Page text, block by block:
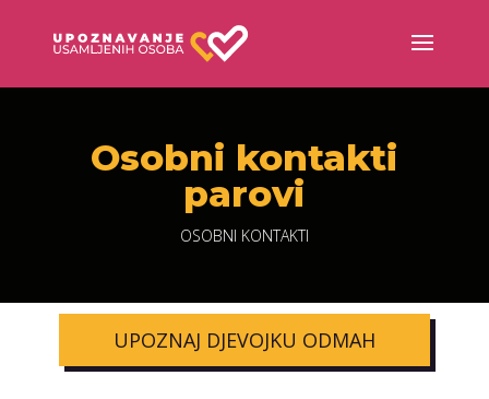
Osobni kontakti
parovi
OSOBNI KONTAKTI
UPOZNAJ DJEVOJKU ODMAH